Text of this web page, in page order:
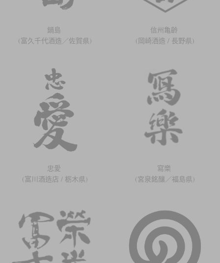
鍋島
(富久千代酒造／佐賀県)
信州亀齡
(岡崎酒造 / 長野県)
忠愛
(富川酒造店 / 栃木県)
寫樂
(宮泉銘釀／福島県)